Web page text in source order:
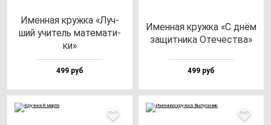
Имен­ная круж­ка «Луч­
ший учи­тель ма­те­ма­ти­
ки»
499 руб
Имен­ная круж­ка «С днём
за­щит­ни­ка Оте­чес­тва»
499 руб